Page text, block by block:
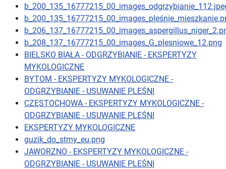
b_208_137_16777215_00_images_G_plesniowe_12.png
BIELSKO BIAŁA - ODGRZYBIANIE - EKSPERTYZY
MYKOLOGICZNE
BYTOM - EKSPERTYZY MYKOLOGICZNE -
ODGRZYBIANIE - USUWANIE PLEŚNI
CZĘSTOCHOWA - EKSPERTYZY MYKOLOGICZNE -
ODGRZYBIANIE - USUWANIE PLEŚNI
EKSPERTYZY MYKOLOGICZNE
guzik_do_strny_eu.png
JAWORZNO - EKSPERTYZY MYKOLOGICZNE -
ODGRZYBIANIE - USUWANIE PLEŚNI